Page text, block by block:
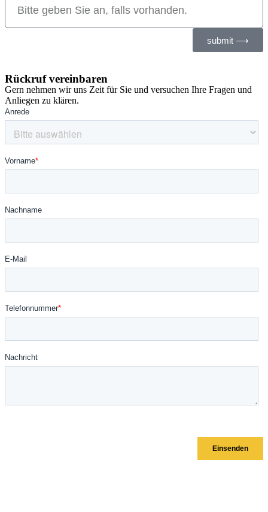
submit ⟶
Rückruf vereinbaren
Gern nehmen wir uns Zeit für Sie und versuchen Ihre Fragen und
Anliegen zu klären.